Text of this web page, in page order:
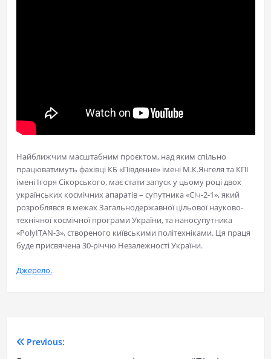
Найближчим масштабним проєктом, над яким спільно
працюватимуть фахівці КБ «Південне» імені М.К.Янгеля та КПІ
імені Ігоря Сікорського, має стати запуск у цьому році двох
українських космічних апаратів – супутника «Січ-2-1», який
розроблявся в межах Загальнодержавної цільової науково-
технічної космічної програми України, та наносупутника
«PolyITAN-3», створеного київськими політехніками. Ця праця
буде присвячена 30-річчю Незалежності України.
Джерело.
Previous: